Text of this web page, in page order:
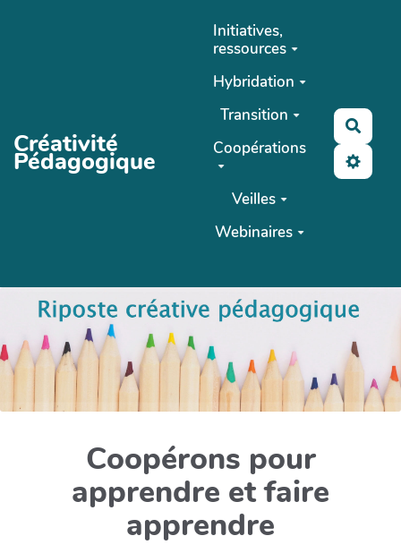
Créativité
Pédagogique
Initiatives,
ressources
Hybridation
Transition
Coopérations
Veilles
Webinaires
Coopérons pour
apprendre et faire
apprendre